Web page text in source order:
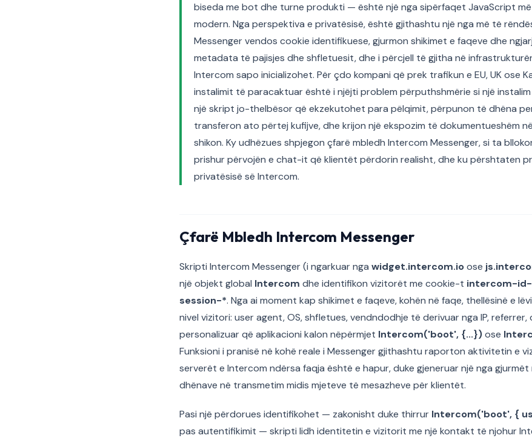
biseda me bot dhe turne produkti — është një nga sipërfaqet JavaScript
modern. Nga perspektiva e privatësisë, është gjithashtu një nga më të
Messenger vendos cookie identifikuese, gjurmon shikimet e faqeve dhe
metadata të pajisjes dhe shfletuesit, dhe i përcjell të gjitha në
Intercom sapo inicializohet. Për çdo kompani që prek trafikun e EU, UK ose
instalimit të paracaktuar është i njëjti problem përputhshmërie si një instalim
një skript jo-thelbësor që ekzekutohet para pëlqimit, përpunon të dhëna
transferon ato përtej kufijve, dhe krijon një ekspozim të dokumentueshëm
shikon. Ky udhëzues shpjegon çfarë mbledh Intercom Messenger, si ta
prishur përvojën e chat-it që klientët përdorin realisht, dhe ku përshtaten
privatësisë së Intercom.
Çfarë Mbledh Intercom Messenger
Skripti Intercom Messenger (i ngarkuar nga widget.intercom.ioose
një objekt global Intercom dhe identifikon vizitorët me cookie-t intercom-
session-*. Nga ai moment kap shikimet e faqeve, kohën në faqe, thellësinë e
nivel vizitori: user agent, OS, shfletues, vendndodhje të derivuar nga IP,
personalizuar që aplikacioni kalon nëpërmjet Intercom('boot', {...})ose
Funksioni i pranisë në kohë reale i Messenger gjithashtu raporton aktivitetin e
serverët e Intercom ndërsa faqja është e hapur, duke gjeneruar një nga
dhënave në transmetim midis mjeteve të mesazheve për klientët.
Pasi një përdorues identifikohet — zakonisht duke thirrur Intercom('boot', {
pas autentifikimit — skripti lidh identitetin e vizitorit me një kontakt të njohur